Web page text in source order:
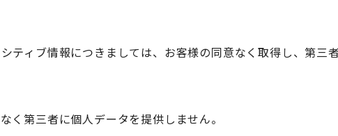
ティブ情報につきましては、お客様の同意なく取得し、第三
く第三者に個人データを提供しません。